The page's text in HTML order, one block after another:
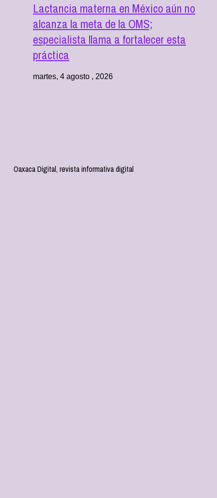
Lactancia materna en México aún no
alcanza la meta de la OMS;
especialista llama a fortalecer esta
práctica
martes, 4 agosto , 2026
Oaxaca Digital, revista informativa digital